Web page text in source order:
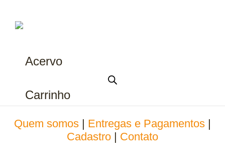
Acervo
Carrinho
Quem somos Entregas e Pagamentos
Cadastro
Contato